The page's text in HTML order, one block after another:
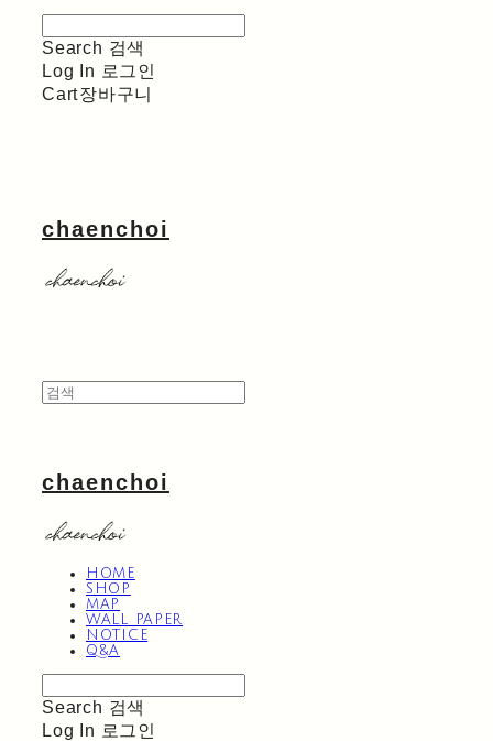
Search 검색
Log In 로그인
Cart장바구니
chaenchoi
chaenchoi
HOME
SHOP
MAP
WALL PAPER
NOTICE
Q&A
Search 검색
Log In 로그인